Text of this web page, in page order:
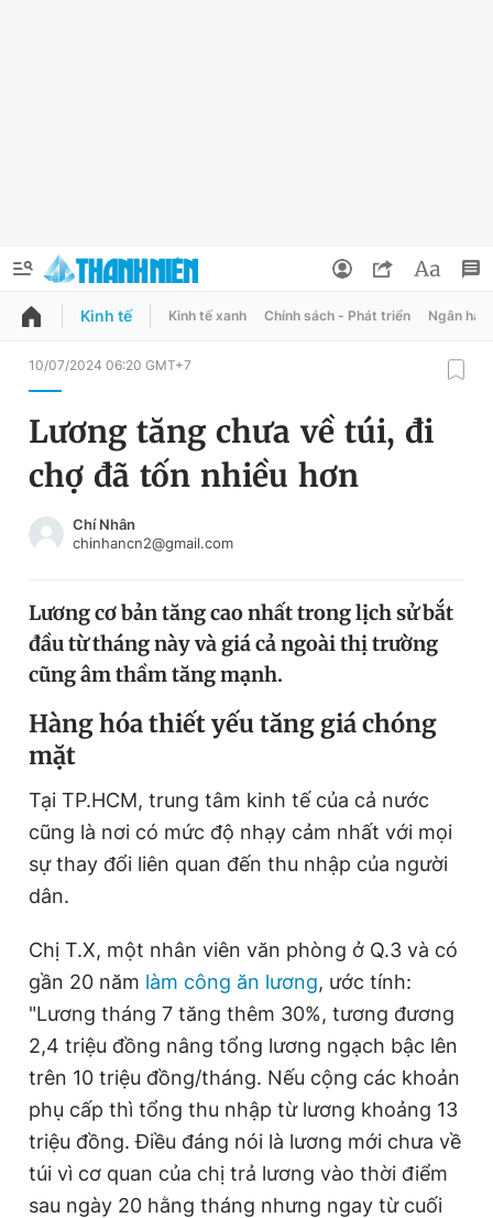
QUẢNG CÁO
Chuyên mục
Chuyên mục khác
Tin thị trường Tin 360
Video
Tiện ích Bạn cần biết
Thông tin tòa soạn
Đọc Thanh Niên trên điện thoại
Theo dõi báo trên
Đổi mật khẩu
Tin đã lưu
Tin đã xem
Đăng xuất
Kinh tế Kinh tế xanh Chính sách - Phát triển Ngân
10/07/2024 06:20 GMT+7
Lương tăng chưa về túi, đi
chợ đã tốn nhiều hơn
Chí Nhân
chinhancn2@gmail.com
Lương cơ bản tăng cao nhất trong lịch sử bắt
đầu từ tháng này và giá cả ngoài thị trường
cũng âm thầm tăng mạnh.
Hàng hóa thiết yếu tăng giá chóng
mặt
Tại TP.HCM, trung tâm kinh tế của cả nước
cũng là nơi có mức độ nhạy cảm nhất với mọi
sự thay đổi liên quan đến thu nhập của người
dân.
Chị T.X, một nhân viên văn phòng ở Q.3 và có
gần 20 năm làm công ăn lương, ước tính:
"Lương tháng 7 tăng thêm 30%, tương đương
2,4 triệu đồng nâng tổng lương ngạch bậc lên
trên 10 triệu đồng/tháng. Nếu cộng các khoản
phụ cấp thì tổng thu nhập từ lương khoảng 13
triệu đồng. Điều đáng nói là lương mới chưa về
túi vì cơ quan của chị trả lương vào thời điểm
sau ngày 20 hằng tháng nhưng ngay từ cuối